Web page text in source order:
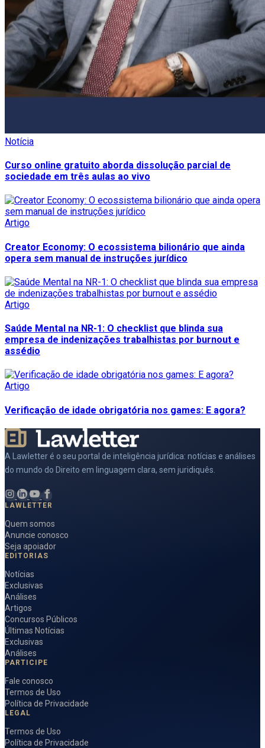
Notícia
Curso online gratuito aborda dissolução parcial de
sociedade em três aulas ao vivo
Artigo
Creator Economy: O ecossistema bilionário que ainda
opera sem manual de instruções jurídico
Artigo
Saúde Mental na NR-1: O checklist que blinda sua
empresa de indenizações trabalhistas por burnout e
assédio
Artigo
Verificação de idade obrigatória nos games: E agora?
A Lawletter é o seu portal de inteligência jurídica: notícias e análises
do mundo do Direito em linguagem clara, sem juridiquês.
LAWLETTER
Quem somos
Anuncie conosco
Seja apoiador
EDITORIAS
Notícias
Exclusivas
Análises
Artigos
Concursos Públicos
Últimas Notícias
Exclusivas
Análises
PARTICIPE
Fale conosco
Termos de Uso
Política de Privacidade
LEGAL
Termos de Uso
Política de Privacidade